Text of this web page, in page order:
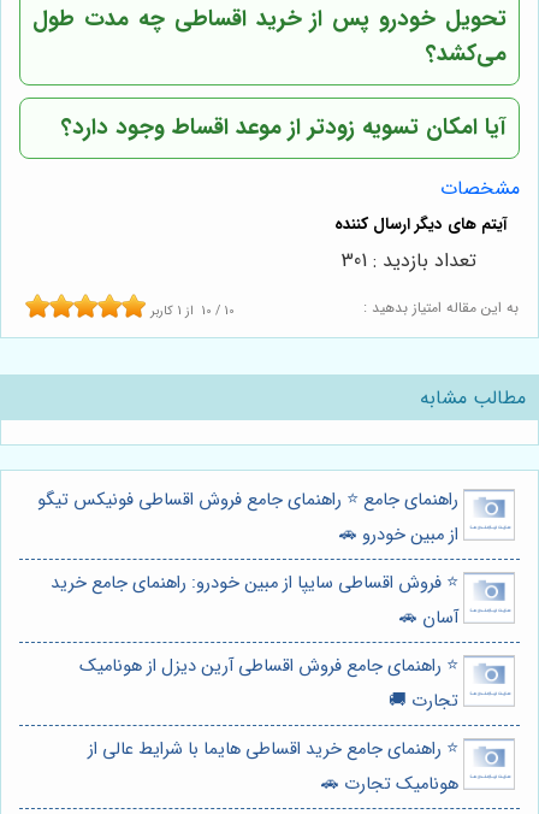
تحویل خودرو پس از خرید اقساطی چه مدت طول
می‌کشد؟
آیا امکان تسویه زودتر از موعد اقساط وجود دارد؟
مشخصات
به این مقاله امتیاز بدهید : 10 / 10 از1 کاربر
تعداد بازدید : 301
مطالب مشابه
راهنمای جامع ⭐️ راهنمای جامع فروش اقساطی فونیکس تیگو
از مبین خودرو 🚗
⭐️ فروش اقساطی سایپا از مبین خودرو: راهنمای جامع خرید
آسان 🚗
⭐️ راهنمای جامع فروش اقساطی آرین دیزل از هونامیک
تجارت 🚚
⭐️ راهنمای جامع خرید اقساطی هایما با شرایط عالی از
هونامیک تجارت 🚗